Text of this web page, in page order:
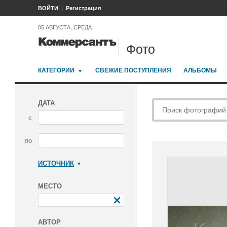
ВОЙТИ Регистрация
05 АВГУСТА, СРЕДА
Фото
КАТЕГОРИИ СВЕЖИЕ ПОСТУПЛЕНИЯ АЛЬБОМЫ
ДАТА
с
по
ИСТОЧНИК
МЕСТО
АВТОР